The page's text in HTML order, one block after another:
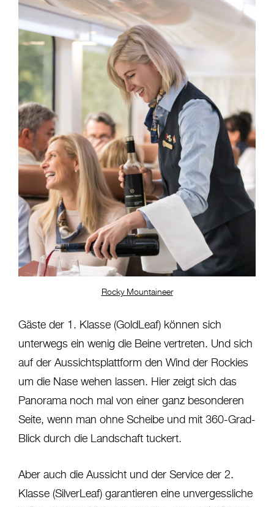
Rocky Mountaineer
Gäste der 1. Klasse (GoldLeaf) können sich
unterwegs ein wenig die Beine vertreten. Und sich
auf der Aussichtsplattform den Wind der Rockies
um die Nase wehen lassen. Hier zeigt sich das
Panorama noch mal von einer ganz besonderen
Seite, wenn man ohne Scheibe und mit 360-Grad-
Blick durch die Landschaft tuckert.
Aber auch die Aussicht und der Service der 2.
Klasse (SilverLeaf) garantieren eine unvergessliche